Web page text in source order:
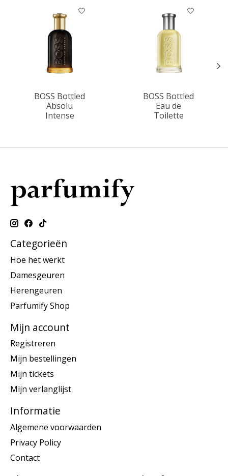
Items van productcarrousel
BOSS Bottled
Absolu
Intense
BOSS Bottled
Eau de
Toilette
Categorieën
Hoe het werkt
Damesgeuren
Herengeuren
Parfumify Shop
Mijn account
Registreren
Mijn bestellingen
Mijn tickets
Mijn verlanglijst
Informatie
Algemene voorwaarden
Privacy Policy
Contact